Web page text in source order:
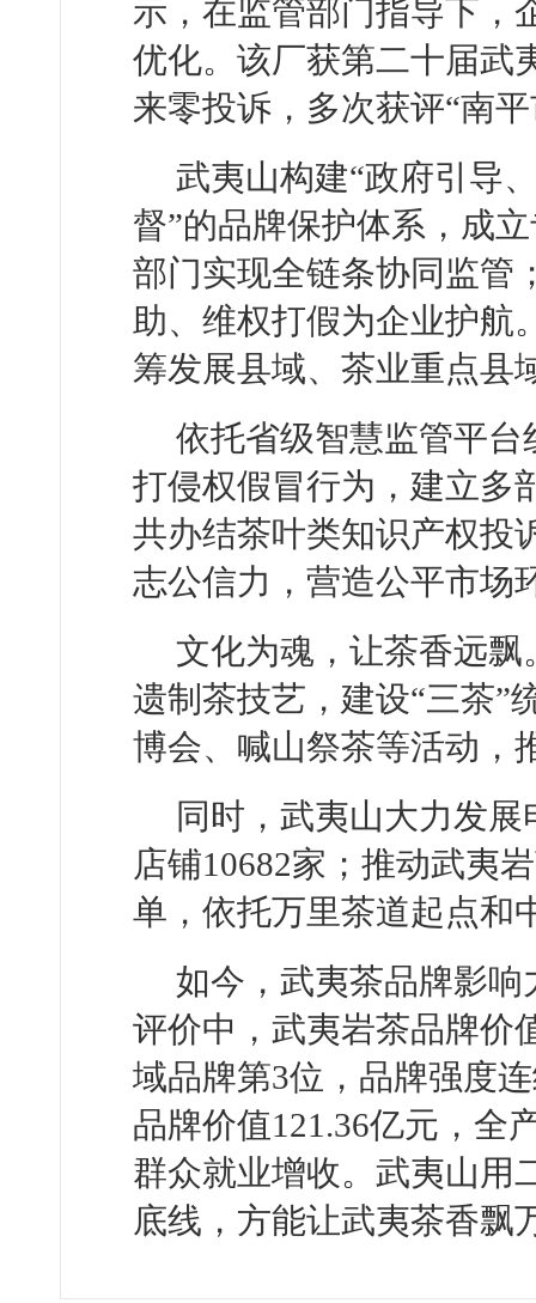
示，在监管部门指导下，
优化。该厂获第二十届武
来零投诉，多次获评“南
武夷山构建“政府引导
督”的品牌保护体系，成
部门实现全链条协同监管
助、维权打假为企业护航
筹发展县域、茶业重点县
依托省级智慧监管平
打侵权假冒行为，建立多
共办结茶叶类知识产权投
志公信力，营造公平市场
文化为魂，让茶香远
遗制茶技艺，建设“三茶”
博会、喊山祭茶等活动，
同时，武夷山大力发
店铺10682家；推动武夷
单，依托万里茶道起点和
如今，武夷茶品牌影响
评价中，武夷岩茶品牌价
域品牌第3位，品牌强度
品牌价值121.36亿元，全
群众就业增收。武夷山用
底线，方能让武夷茶香飘